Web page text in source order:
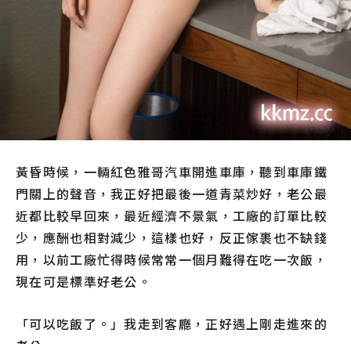
黃昏時候，一輛紅色雅哥汽車開進車庫，聽到車庫鐵
門關上的聲音，我正好把最後一道青菜炒好，老公最
近都比較早回來，最近經濟不景氣，工廠的訂單比較
少，應酬也相對減少，這樣也好，反正傢裹也不缺錢
用，以前工廠忙得時候常常一個月難得在吃一次飯，
現在可是標準好老公。
「可以吃飯了。」我走到客廳，正好遇上剛走進來的